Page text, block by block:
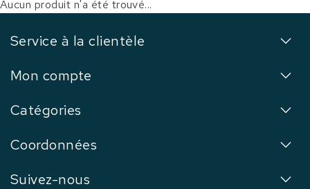
Aucun produit n'a été trouvé...
Service à la clientèle
Mon compte
Catégories
Coordonnées
Suivez-nous